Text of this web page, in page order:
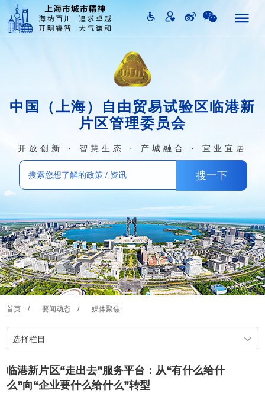
中国（上海）自由贸易试验区临港新
片区管理委员会
开放创新 · 智慧生态 · 产城融合 · 宜业宜居
首页 / 要闻动态 / 媒体聚焦
选择栏目
临港新片区“走出去”服务平台：从“有什么给什
么”向“企业要什么给什么”转型